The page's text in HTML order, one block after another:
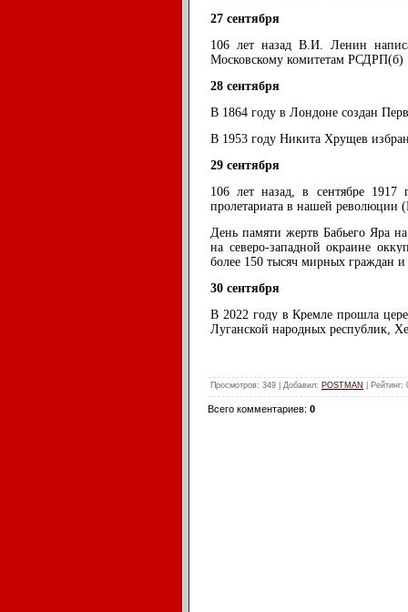
27 сентября
106 лет назад В.И. Ленин
Московскому комитетам РСДРП(б)
28 сентября
В 1864 году в Лондоне создан
В 1953 году Никита Хрущев
29 сентября
106 лет назад, в сентябре 1917
пролетариата в нашей революции
День памяти жертв Бабьего Яра
на северо-западной окраине
более 150 тысяч мирных граждан
30 сентября
В 2022 году в Кремле прошла
Луганской народных республик,
Просмотров: 349 | Добавил: POSTMAN Рейтинг:
Всего комментариев: 0